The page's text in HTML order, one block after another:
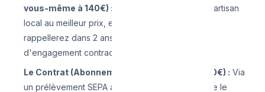
vous-même à 140€) :
Vous choisissez le jour, l'artisan
local au meilleur prix, et s'il est agréable, vous le
rappellerez dans 2 ans. Il n'y a pas le moindre
d'engagement contractuel permanent.
Le Contrat (Abonnement mensuel de 13€ à 20€) : Via
un prélèvement SEPA automatisé. La société gère le